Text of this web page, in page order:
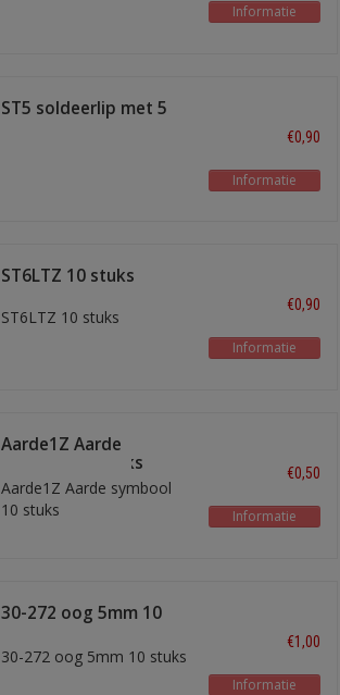
Informatie
ST5 soldeerlip met 5
€0,90
Informatie
ST6LTZ 10 stuks
ST6LTZ 10 stuks
€0,90
Informatie
Aarde1Z Aarde
symbool 10 stuks
Aarde1Z Aarde symbool
10 stuks
€0,50
Informatie
30-272 oog 5mm 10
30-272 oog 5mm 10 stuks
€1,00
Informatie